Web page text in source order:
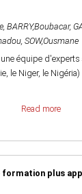
, BARRY,Boubacar,
, SOW,Ousmane
équipe
le Niger, le
Read more
plus